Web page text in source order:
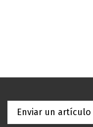
Enviar un artículo